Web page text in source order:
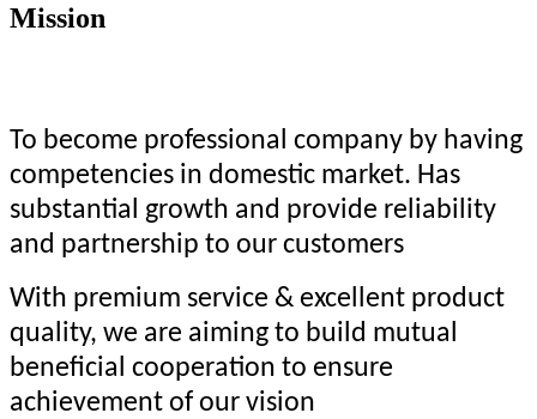
Mission
To become professional company by having
competencies in domestic market. Has
substantial growth and provide reliability
and partnership to our customers
With premium service & excellent product
quality, we are aiming to build mutual
beneficial cooperation to ensure
achievement of our vision